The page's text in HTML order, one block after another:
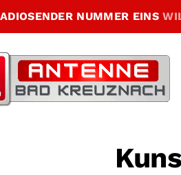
NUMMER EINS